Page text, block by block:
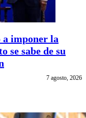
a imponer la
se sabe de su
7 agosto, 2026